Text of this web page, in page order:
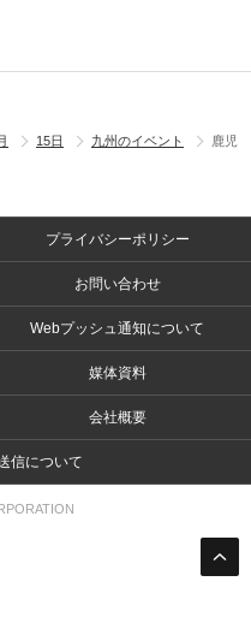
15日 九州のイベント
鹿児
プライバシーポリシー
お問い合わせ
Webプッシュ通知について
媒体資料
会社概要
信について